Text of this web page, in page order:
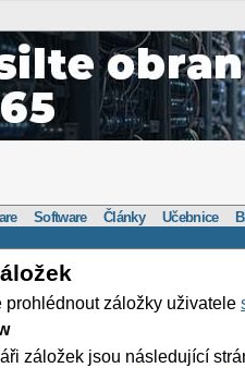
Software Články Učebnice
prohlédnout záložky uživatele
záložek jsou následující